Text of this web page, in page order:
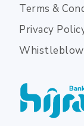
Terms &
Privacy